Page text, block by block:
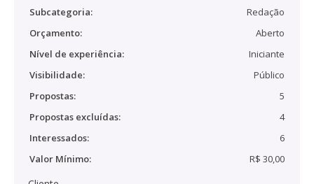
Subcategoria:
Redação
Orçamento:
Aberto
Nível de experiência:
Iniciante
Visibilidade:
Público
Propostas:
5
Propostas excluídas:
4
Interessados:
6
Valor Mínimo:
R$ 30,00